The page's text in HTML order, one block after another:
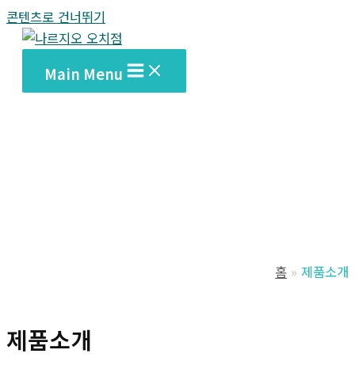
콘텐츠로 건너뛰기
Main Menu
홈 제품소개
제품소개